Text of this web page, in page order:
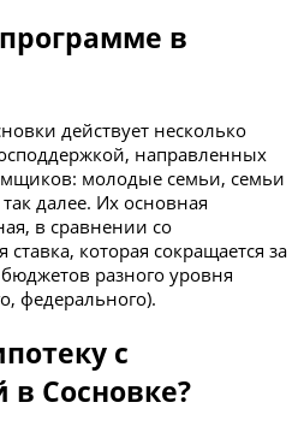
рублей.
в
действует несколько
направленных
молодые семьи, семьи
далее. Их основная
в сравнении со
которая сокращается за
разного уровня
федерального).
с
в Сосновке?